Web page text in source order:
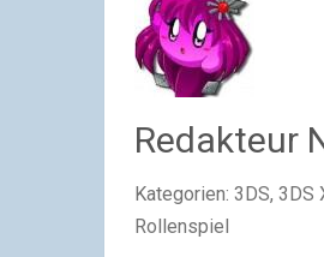
Redakteur
Kategorien: 3DS, 3DS
Rollenspiel